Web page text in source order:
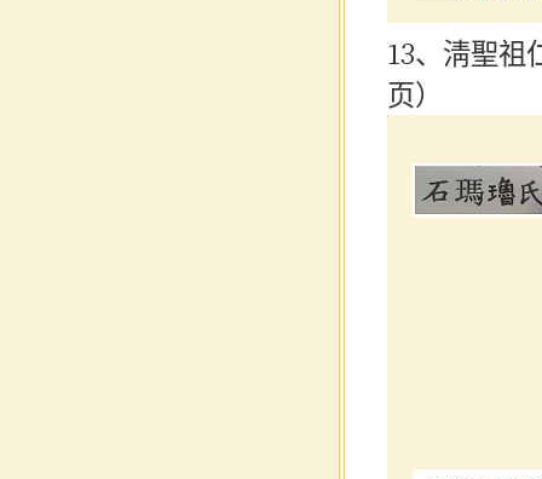
13、淸聖祖
页）